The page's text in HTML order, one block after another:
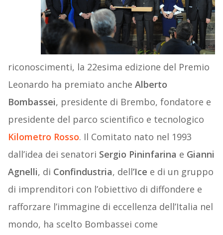
riconoscimenti, la 22esima edizione del Premio
Leonardo ha premiato anche Alberto
Bombassei, presidente di Brembo, fondatore e
presidente del parco scientifico e tecnologico
Kilometro Rosso. Il Comitato nato nel 1993
dall’idea dei senatori Sergio Pininfarina e Gianni
Agnelli, di Confindustria, dell’Ice e di un gruppo
di imprenditori con l’obiettivo di diffondere e
rafforzare l’immagine di eccellenza dell’Italia nel
mondo, ha scelto Bombassei come